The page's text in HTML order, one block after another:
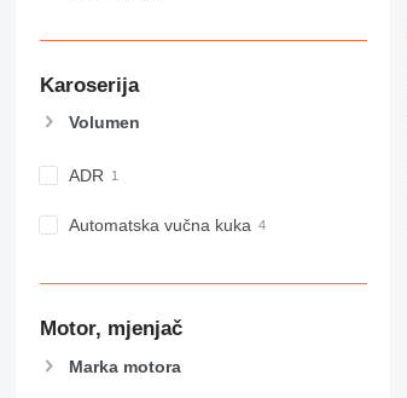
Karoserija
Volumen
ADR
Automatska vučna kuka
Motor, mjenjač
Marka motora